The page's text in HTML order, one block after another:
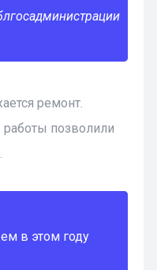
ремонт.
работы позволили
в этом году